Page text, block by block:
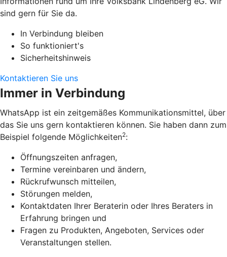
sind gern für Sie da.
In Verbindung bleiben
So funktioniert's
Sicherheitshinweis
Kontaktieren Sie uns
Immer in Verbindung
WhatsApp ist ein zeitgemäßes Kommunikationsmittel, über
das Sie uns gern kontaktieren können. Sie haben dann zum
Beispiel folgende Möglichkeiten2:
Öffnungszeiten anfragen,
Termine vereinbaren und ändern,
Rückrufwunsch mitteilen,
Störungen melden,
Kontaktdaten Ihrer Beraterin oder Ihres Beraters in
Erfahrung bringen und
Fragen zu Produkten, Angeboten, Services oder
Veranstaltungen stellen.